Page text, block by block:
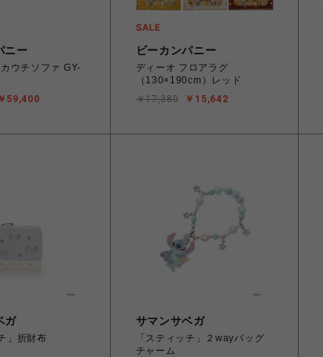
ニー
ウチソファ GY-
￥59,400
ビーカンパニー
ディーオ フロアラグ
（130×190cm）レッド
￥15,642
￥17,380
ガ
」折財布
サマンサベガ
「スティッチ」２wayバッグ
チャーム